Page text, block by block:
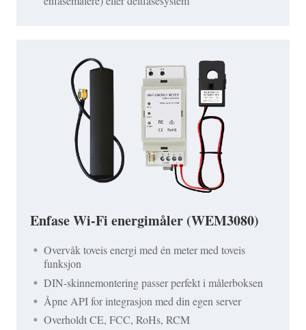
Enfase Wi-Fi energimåler (WEM3080)
Overvåk toveis energi med én meter med toveis
funksjon
DIN-skinnemontering passer perfekt i målerboksen
Åpne API for integrasjon med din egen server
Overholdt CE, FCC, RoHs, RCM